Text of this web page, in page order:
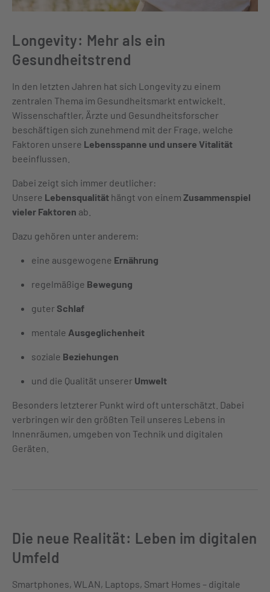
Longevity: Mehr als ein
Gesundheitstrend
In den letzten Jahren hat sich Longevity zu einem
zentralen Thema im Gesundheitsmarkt entwickelt.
Wissenschaftler, Ärzte und Gesundheitsforscher
beschäftigen sich zunehmend mit der Frage, welche
Faktoren unsere Lebensspanne und unsere Vitalität
beeinflussen.
Dabei zeigt sich immer deutlicher:
Unsere Lebensqualität hängt von einem Zusammenspiel
vieler Faktoren ab.
Dazu gehören unter anderem:
eine ausgewogene Ernährung
regelmäßige Bewegung
guter Schlaf
mentale Ausgeglichenheit
soziale Beziehungen
und die Qualität unserer Umwelt
Besonders letzterer Punkt wird oft unterschätzt. Dabei
verbringen wir den größten Teil unseres Lebens in
Innenräumen, umgeben von Technik und digitalen
Geräten
Die neue Realität: Leben im digitalen
Umfeld
Smartphones, WLAN, Laptops, Smart Homes – digitale